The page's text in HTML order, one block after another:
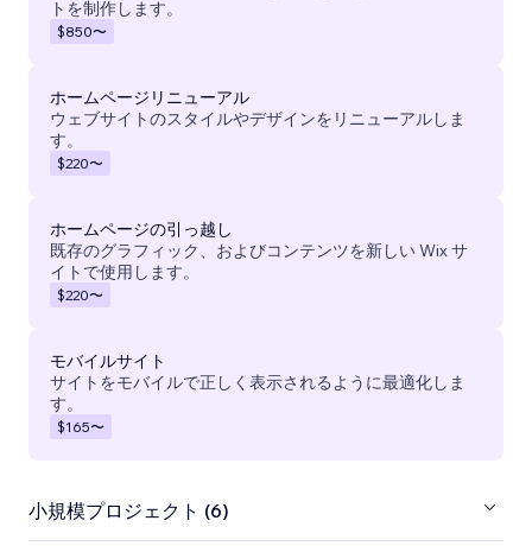
トを制作します。
$850〜
ホームページリニューアル
ウェブサイトのスタイルやデザインをリニューアルしま
す。
$220〜
ホームページの引っ越し
既存のグラフィック、およびコンテンツを新しい Wix サ
イトで使用します。
$220〜
モバイルサイト
サイトをモバイルで正しく表示されるように最適化しま
す。
$165〜
小規模プロジェクト (6)